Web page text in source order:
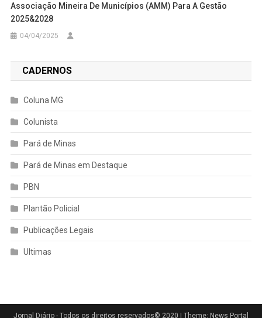
Associação Mineira De Municípios (AMM) Para A Gestão
2025&2028
04/04/2025
CADERNOS
Coluna MG
Colunista
Pará de Minas
Pará de Minas em Destaque
PBN
Plantão Policial
Publicações Legais
Ultimas
Jornal Diário - Todos os direitos reservados© 2020 Theme: News Portal